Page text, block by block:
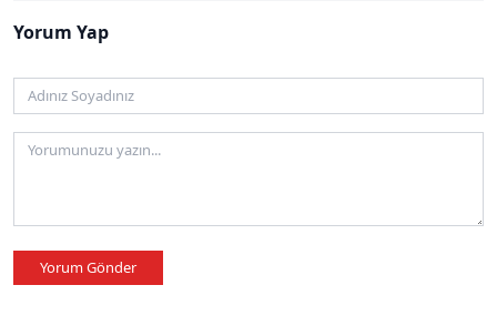
Yorum Yap
Yorum Gönder